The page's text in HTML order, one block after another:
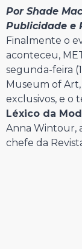
Por Shade
Publicidade e
Finalmente o
aconteceu,
segunda-feira
Museum of
exclusivos, e o
Léxico da
Anna Wintour,
chefe da